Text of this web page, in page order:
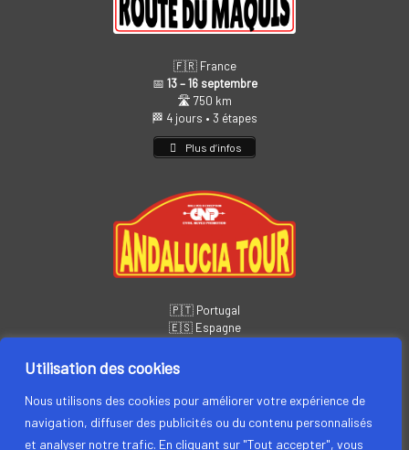
Utilisation des cookies
Nous utilisons des cookies pour améliorer votre expérience de
navigation, diffuser des publicités ou du contenu personnalisés
et analyser notre trafic. En cliquant sur "Tout accepter", vous
🇫🇷 France
📅 13 – 16 septembre
🛣️ 750 km
🏁 4 jours • 3 étapes
Plus d’infos
🇵🇹 Portugal
🇪🇸 Espagne
🏁 6 jours • 5 étapes